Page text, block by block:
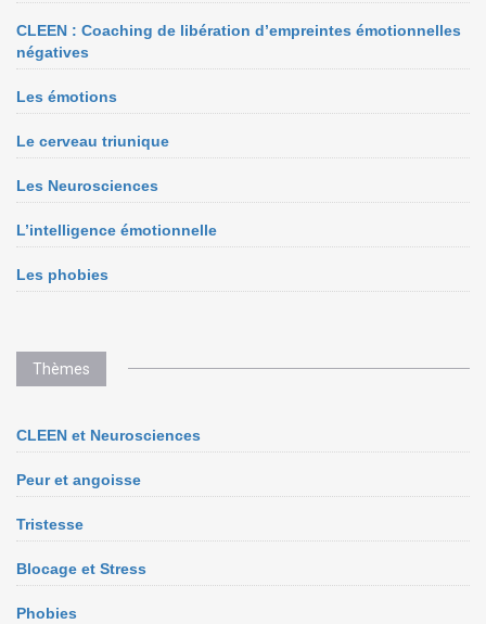
CLEEN : Coaching de libération d’empreintes émotionnelles
négatives
Les émotions
Le cerveau triunique
Les Neurosciences
L’intelligence émotionnelle
Les phobies
Thèmes
CLEEN et Neurosciences
Peur et angoisse
Tristesse
Blocage et Stress
Phobies